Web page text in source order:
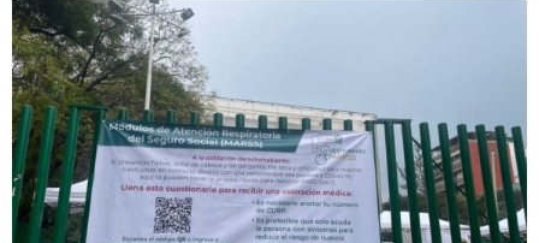
Editorial
Nacional
Colaboradores
Internacional